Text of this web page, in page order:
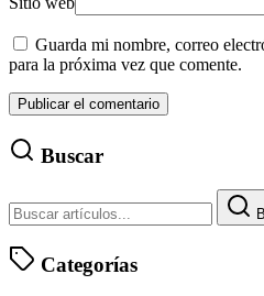
Guarda mi nombre, correo
para la próxima vez que comente.
Buscar
Categorías